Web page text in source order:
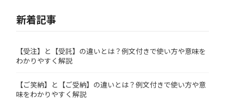
新着記事
【受注】と【受託】の違いとは？例文付きで使い方や意味を
わかりやすく解説
【ご笑納】と【ご受納】の違いとは？例文付きで使い方や意
味をわかりやすく解説